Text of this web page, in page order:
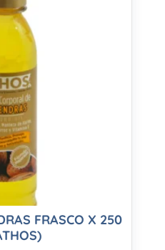
FRASCO X 250